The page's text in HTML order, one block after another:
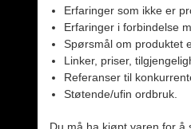
Erfaringer som ikke er
Erfaringer i forbindelse
Spørsmål om produktet
Linker, priser,
Referanser til
Støtende/ufin ordbruk.